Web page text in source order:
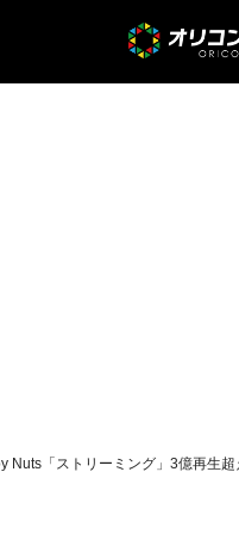
Nuts「ストリーミング」3億再生